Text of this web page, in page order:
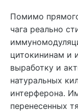
Помимо
чага реально
цитокининам и
выработку и
натуральных
интерферона.
перенесенных